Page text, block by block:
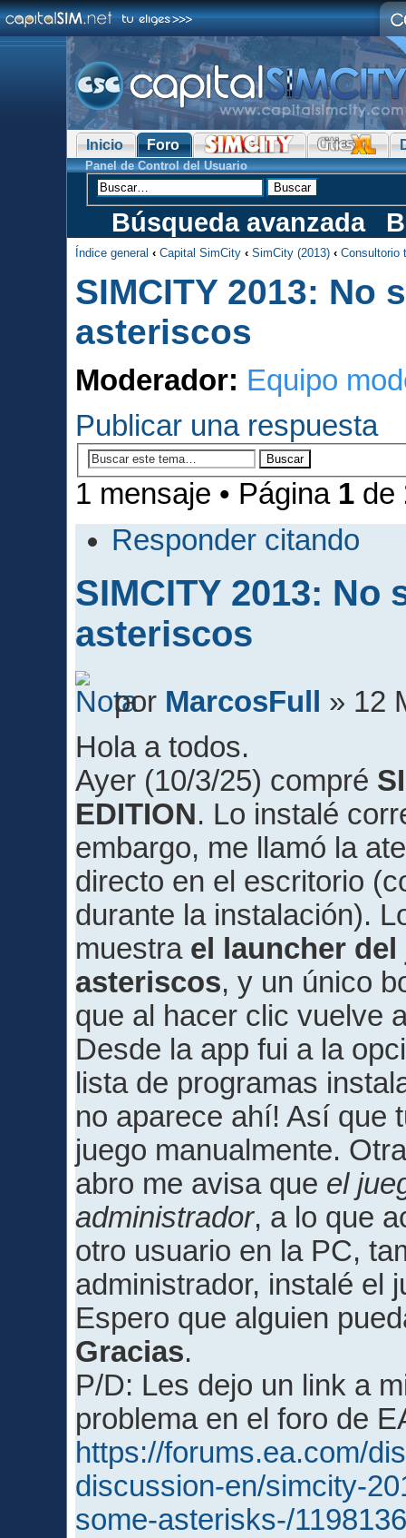
Inicio Foro
Panel de Control del Usuario
Búsqueda avanzada
Índice general ‹ Capital SimCity ‹ SimCity (2013) ‹ Consultorio
SIMCITY 2013: No
asteriscos
Moderador: Equipo
Publicar una respuesta
1 mensaje • Página 1 de
Responder citando
SIMCITY 2013:
asteriscos
por MarcosFull
» 12
Hola a todos.
Ayer (10/3/25) compré
EDITION. Lo instalé
embargo, me llamó la
directo en el escritorio
durante la instalación).
muestra el launcher
asteriscos, y un único
que al hacer clic vuelve
Desde la app fui a la
lista de programas
no aparece ahí! Así que
juego manualmente.
abro me avisa que el
administrador, a lo que
otro usuario en la PC,
administrador, instalé el
Espero que alguien
Gracias.
P/D: Les dejo un link a
problema en el foro de
https://forums.ea.com/
discussion-en/simcity-
some-asterisks-/